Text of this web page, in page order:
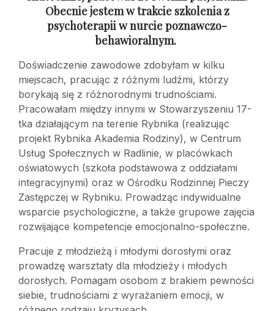
Obecnie jestem w trakcie szkolenia z
psychoterapii w nurcie poznawczo-
behawioralnym.
Doświadczenie zawodowe zdobyłam w kilku
miejscach, pracując z różnymi ludźmi, którzy
borykają się z różnorodnymi trudnościami.
Pracowałam między innymi w Stowarzyszeniu 17-
tka działającym na terenie Rybnika (realizując
projekt Rybnika Akademia Rodziny), w Centrum
Usług Społecznych w Radlinie, w placówkach
oświatowych (szkoła podstawowa z oddziałami
integracyjnymi) oraz w Ośrodku Rodzinnej Pieczy
Zastępczej w Rybniku. Prowadząc indywidualne
wsparcie psychologiczne, a także grupowe zajęcia
rozwijające kompetencje emocjonalno-społeczne.
Pracuje z młodzieżą i młodymi dorosłymi oraz
prowadzę warsztaty dla młodzieży i młodych
dorosłych. Pomagam osobom z brakiem pewności
siebie, trudnościami z wyrażaniem emocji, w